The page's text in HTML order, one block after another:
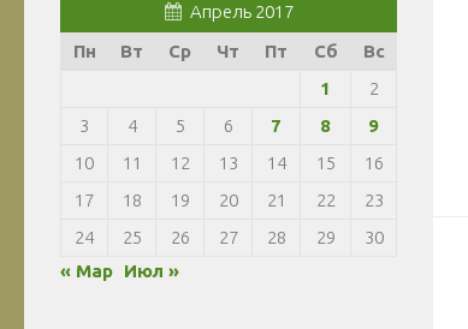
Апрель 2017
Пн
Вт Ср Чт Пт Сб
Вс
1
2
3
4 5 6 7 8
9
10
11 12 13 14 15
16
17
18 19 20 21 22
23
24
25 26 27 28 29
30
« Мар Июл »